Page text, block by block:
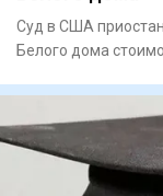
Суд в США
Белого дома